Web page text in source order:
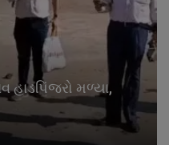
હાડપિંજરો મળ્યા,